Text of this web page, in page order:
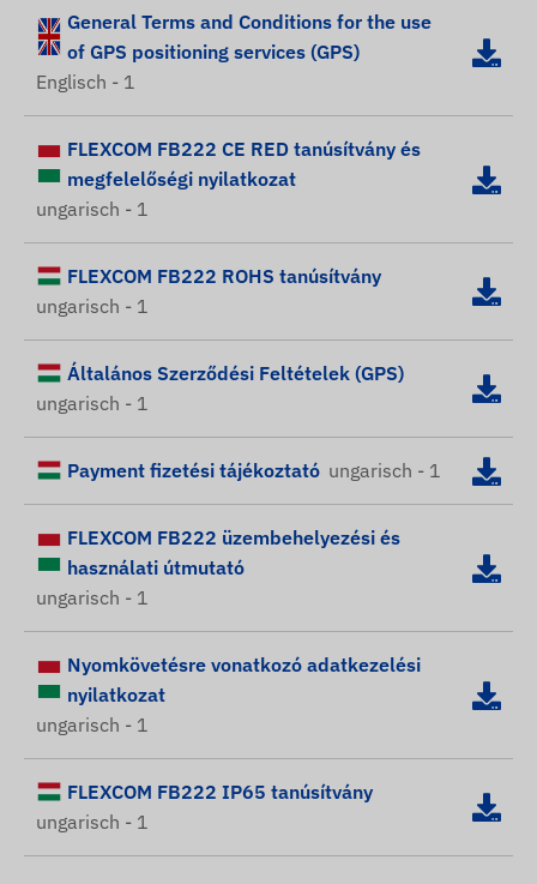
General Terms and Conditions for the use
of GPS positioning services (GPS)
Englisch - 1
FLEXCOM FB222 CE RED tanúsítvány és
megfelelőségi nyilatkozat
ungarisch - 1
FLEXCOM FB222 ROHS tanúsítvány
ungarisch - 1
Általános Szerződési Feltételek (GPS)
ungarisch - 1
Payment fizetési tájékoztató ungarisch - 1
FLEXCOM FB222 üzembehelyezési és
használati útmutató
ungarisch - 1
Nyomkövetésre vonatkozó adatkezelési
nyilatkozat
ungarisch - 1
FLEXCOM FB222 IP65 tanúsítvány
ungarisch - 1